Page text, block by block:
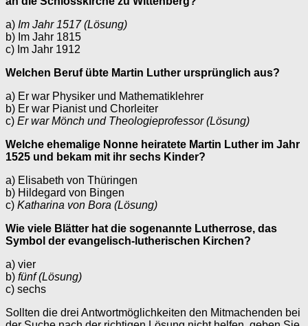
a) Im Jahr 1517 (Lösung)
b) Im Jahr 1815
c) Im Jahr 1912
Welchen Beruf übte Martin Luther ursprünglich aus?
a) Er war Physiker und Mathematiklehrer
b) Er war Pianist und Chorleiter
c) Er war Mönch und Theologieprofessor (Lösung)
Welche ehemalige Nonne heiratete Martin Luther im Jahr
1525 und bekam mit ihr sechs Kinder?
a) Elisabeth von Thüringen
b) Hildegard von Bingen
c) Katharina von Bora (Lösung)
Wie viele Blätter hat die sogenannte Lutherrose, das
Symbol der evangelisch-lutherischen Kirchen?
a) vier
b) fünf (Lösung)
c) sechs
Sollten die drei Antwortmöglichkeiten den Mitmachenden bei